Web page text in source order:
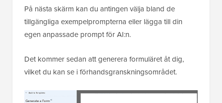
På nästa skärm kan du antingen välja bland de
tillgängliga exempelprompterna eller lägga till din
egen anpassade prompt för AI:n.
Det kommer sedan att generera formuläret åt dig,
vilket du kan se i förhandsgranskningsområdet.